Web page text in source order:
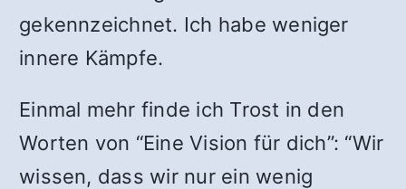
gekennzeichnet. Ich habe weniger
innere Kämpfe.
Einmal mehr finde ich Trost in den
Worten von “Eine Vision für dich”: “Wir
wissen, dass wir nur ein wenig